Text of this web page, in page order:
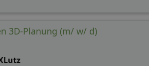
3D-Planung (m/ w/ d)